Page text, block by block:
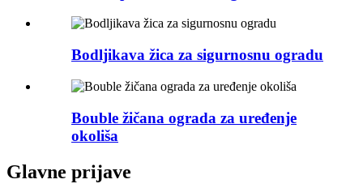
Bodljikava žica za sigurnosnu ogradu
Bouble žičana ograda za uređenje
okoliša
Glavne prijave